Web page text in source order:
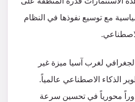
مع توسيع نفوذها في النظام
لغرب آسيا ميزة غير
الذكاء الاصطناعي عالمياً.
دوراً محورياً في تحسين سرعة